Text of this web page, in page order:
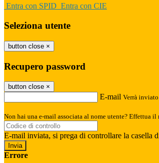
Entra con SPID Entra con CIE
Seleziona utente
button close ×
Recupero password
button close ×
E-mail Verrà
Non hai una e-mail associata al nome utente? Effettua il
E-mail inviata, si prega di controllare la casella
Errore